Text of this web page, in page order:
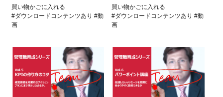
買い物かごに入れる
#ダウンロードコンテンツあり #動
画
買い物かごに入れる
#ダウンロードコンテンツあり #動
画